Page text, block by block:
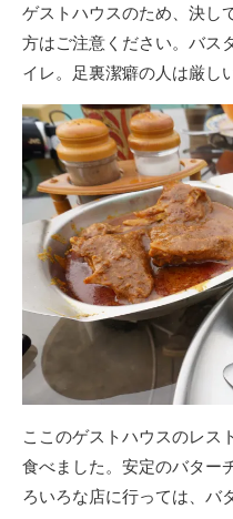
ゲストハウスのため、決し
方はご注意ください。バス
イレ。足裏潔癖の人は厳し
ここのゲストハウスのレス
食べました。安定のバター
ろいろな店に行っては、バ